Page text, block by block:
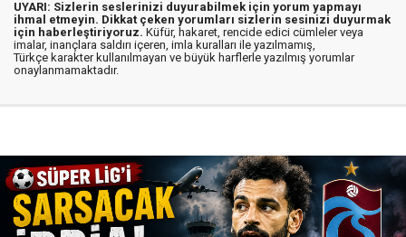
UYARI: Sizlerin seslerinizi duyurabilmek için yorum yapmayı
ihmal etmeyin. Dikkat çeken yorumları sizlerin sesinizi duyurmak
için haberleştiriyoruz. Küfür, hakaret, rencide edici cümleler veya
imalar, inançlara saldırı içeren, imla kuralları ile yazılmamış,
Türkçe karakter kullanılmayan ve büyük harflerle yazılmış yorumlar
onaylanmamaktadır.